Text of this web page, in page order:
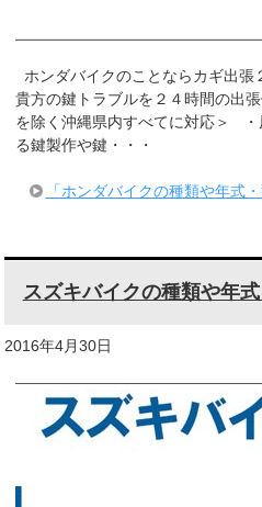
ホンダバイクのことならカギ出張
貴方の鍵トラブルを２４時間の出
を除く沖縄県内すべてに対応＞ ・
る鍵製作や鍵・・・
「ホンダバイクの種類や年式
スズキバイクの種類や年
2016年4月30日